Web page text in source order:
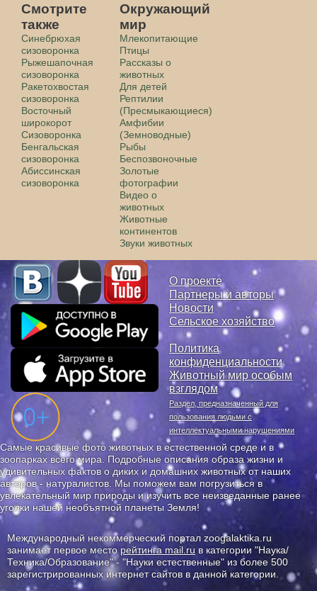
Смотрите
также
Синебрюхая
сизоворонка
Рыжешапочная
сизоворонка
Ракетохвостая
сизоворонка
Восточный
широкорот
Сизоворонка
Бенгальская
сизоворонка
Абиссинская
сизоворонка
Окружающий
мир
Млекопитающие
Птицы
Рассказы о
животных
Для детей
Рептилии
(Пресмыкающиеся)
Амфибии
(Земноводные)
Рыбы
Беспозвоночные
Золотые
фотографии
Видео о
животных
Животные
континентов
Звуки животных
О проекте
Партнеры и авторы
Новости
Сельское хозяйство
Политика
конфиденциальности
Животный мир особым
взглядом
Раздел, предназначенный для
пользования людьми с
интеллектуальными нарушениями
Самые красивые фото животных в естественной среде и в
зоопарках всего мира. Подробные описания образа жизни и
удивительных фактов о диких и домашних животных от наших
авторов - натуралистов. Мы поможем вам погрузиться в
увлекательный мир природы и изучить все неизведанные ранее
уголки нашей необъятной планеты Земля!
Международный некоммерческий портал zoogalaktika.ru
занимает первое месторейтинга mail.ru в категории "Наука/
Техника/Образование" - "Науки естественные" из более 500
зарегистрированных интернет сайтов в данной категории.